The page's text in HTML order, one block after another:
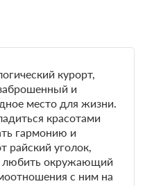
курорт,
и
место для жизни.
красотами
гармонию и
райский уголок,
любить окружающий
с ним на